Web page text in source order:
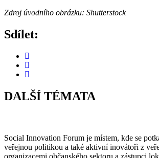
Zdroj úvodního obrázku: Shutterstock
Sdílet:
DALŠÍ TÉMATA
Social Innovation Forum je místem, kde se
veřejnou politikou a také aktivní inovátoři z
organizacemi občanského sektoru a zástupci